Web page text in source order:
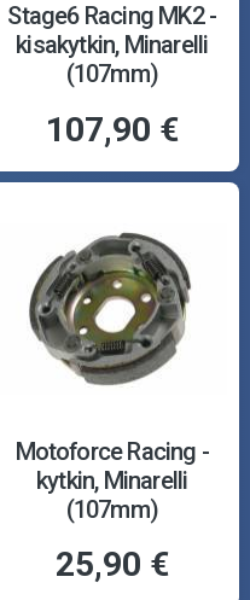
Stage6 Racing MK2 -
kisakytkin, Minarelli
(107mm)
107,90 €
Motoforce Racing -
kytkin, Minarelli
(107mm)
25,90 €